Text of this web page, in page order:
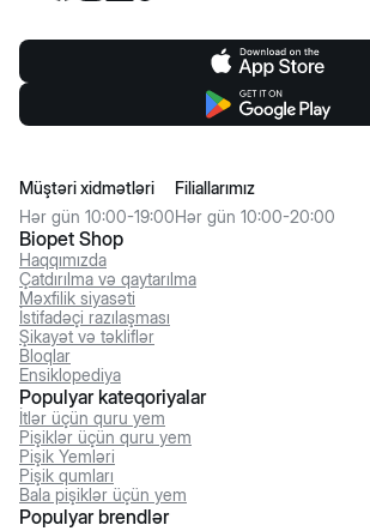
Biopet Shop
Haqqımızda
Çatdırılma və qaytarılma
Məxfilik siyasəti
İstifadəçi razılaşması
Şikayət və təkliflər
Bloqlar
Ensiklopediya
Müştəri xidmətləri
Hər gün 10:00-19:00
Filiallarımız
Hər gün 10:00-20:00
Populyar kateqoriyalar
İtlər üçün quru yem
Pişiklər üçün quru yem
Pişik Yemləri
Pişik qumları
Bala pişiklər üçün yem
Populyar brendlər